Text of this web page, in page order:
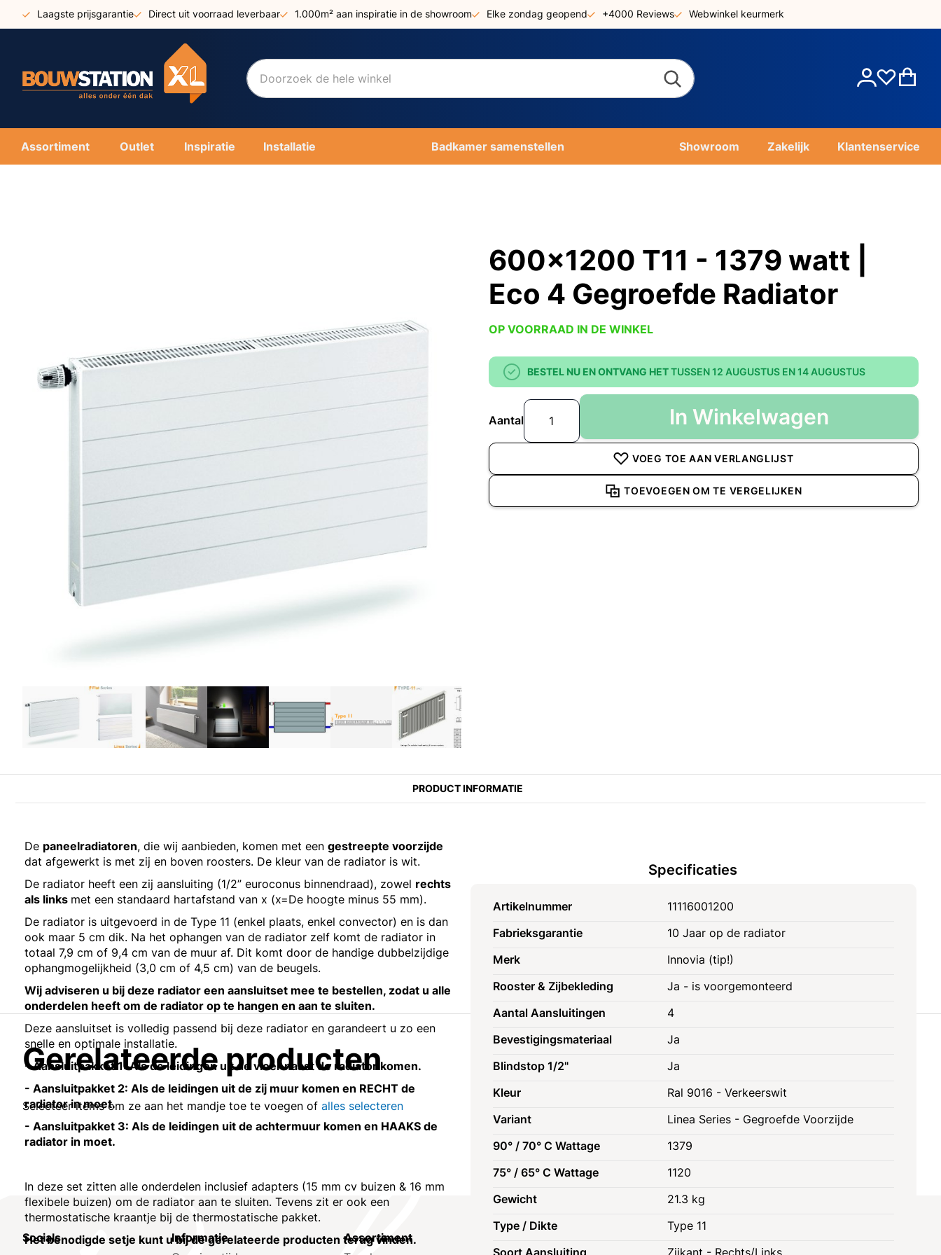
Ga
naar
Laagste prijsgarantie Direct uit voorraad leverbaar 1.000m² aan inspiratie in de showroom Elke zondag geopend +4000 Reviews Webwinkel keurmerk
Account
Assortiment Outlet Inspiratie Installatie Badkamer samenstellen Showroom Zakelijk Klantenservice
600x1200 T11 - 1379 watt |
Eco 4 Gegroefde Radiator
OP VOORRAAD IN DE WINKEL
BESTEL NU EN ONTVANG HETTUSSEN 12 AUGUSTUS EN 14 AUGUSTUS
Aantal In Winkelwagen
VOEG TOE AAN VERLANGLIJST
TOEVOEGEN OM TE VERGELIJKEN
PRODUCT INFORMATIE
Specificaties
Artikelnummer
11116001200
Fabrieksgarantie
10 Jaar op de radiator
Merk
Innovia (tip!)
Rooster & Zijbekleding
Ja - is voorgemonteerd
Aantal Aansluitingen
4
Bevestigingsmateriaal
Ja
Blindstop 1/2"
Ja
Kleur
Ral 9016 - Verkeerswit
Variant
Linea Series - Gegroefde Voorzijde
90° / 70° C Wattage
1379
75° / 65° C Wattage
1120
Gewicht
21.3 kg
Type / Dikte
Type 11
De paneelradiatoren, die wij aanbieden, komen met een gestreepte voorzijde
dat afgewerkt is met zij en boven roosters. De kleur van de radiator is wit.
De radiator heeft een zij aansluiting (1/2” euroconus binnendraad), zowel rechts
als links met een standaard hartafstand van x (x=De hoogte minus 55 mm).
De radiator is uitgevoerd in de Type 11 (enkel plaats, enkel convector) en is dan
ook maar 5 cm dik. Na het ophangen van de radiator zelf komt de radiator in
totaal 7,9 cm of 9,4 cm van de muur af. Dit komt door de handige dubbelzijdige
ophangmogelijkheid (3,0 cm of 4,5 cm) van de beugels.
Wij adviseren u bij deze radiator een aansluitset mee te bestellen, zodat u alle
onderdelen heeft om de radiator op te hangen en aan te sluiten.
Deze aansluitset is volledig passend bij deze radiator en garandeert u zo een
snelle en optimale installatie.
- Aansluitpakket 1: Als de leidingen uit de vloer naast de radiator komen.
- Aansluitpakket 2: Als de leidingen uit de zij muur komen en RECHT de
radiator in moet.
- Aansluitpakket 3: Als de leidingen uit de achtermuur komen en HAAKS de
radiator in moet.
In deze set zitten alle onderdelen inclusief adapters (15 mm cv buizen & 16 mm
flexibele buizen) om de radiator aan te sluiten. Tevens zit er ook een
thermostatische kraantje bij de thermostatische pakket.
Het benodigde setje kunt u bij de gerelateerde producten terug vinden.
Gerelateerde producten
Selecteer items om ze aan het mandje toe te voegen of alles selecteren
Socials
Informatie
Assortiment